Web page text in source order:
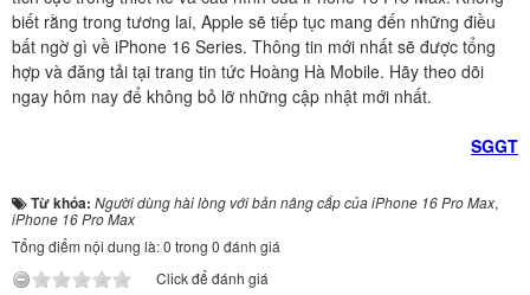
biết rằng trong tương lai, Apple sẽ tiếp tục mang đến những điều
bất ngờ gì về iPhone 16 Series. Thông tin mới nhất sẽ được tổng
hợp và đăng tải tại trang tin tức Hoàng Hà Mobile. Hãy theo dõi
ngay hôm nay để không bỏ lỡ những cập nhật mới nhất.
SGGT
Từ khóa: Người dùng hài lòng với bản nâng cấp của iPhone 16 Pro Max,
iPhone 16 Pro Max
Tổng điểm nội dung là: 0 trong 0 đánh giá
Click để đánh giá